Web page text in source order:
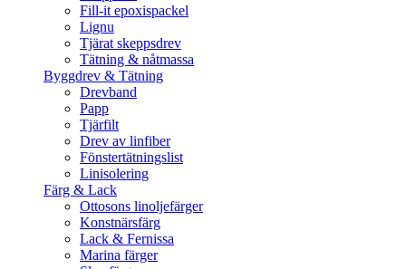
Fill-it epoxispackel
Lignu
Tjärat skeppsdrev
Tätning & nåtmassa
Byggdrev & Tätning
Drevband
Papp
Tjärfilt
Drev av linfiber
Fönstertätningslist
Linisolering
Färg & Lack
Ottosons linoljefärger
Konstnärsfärg
Lack & Fernissa
Marina färger